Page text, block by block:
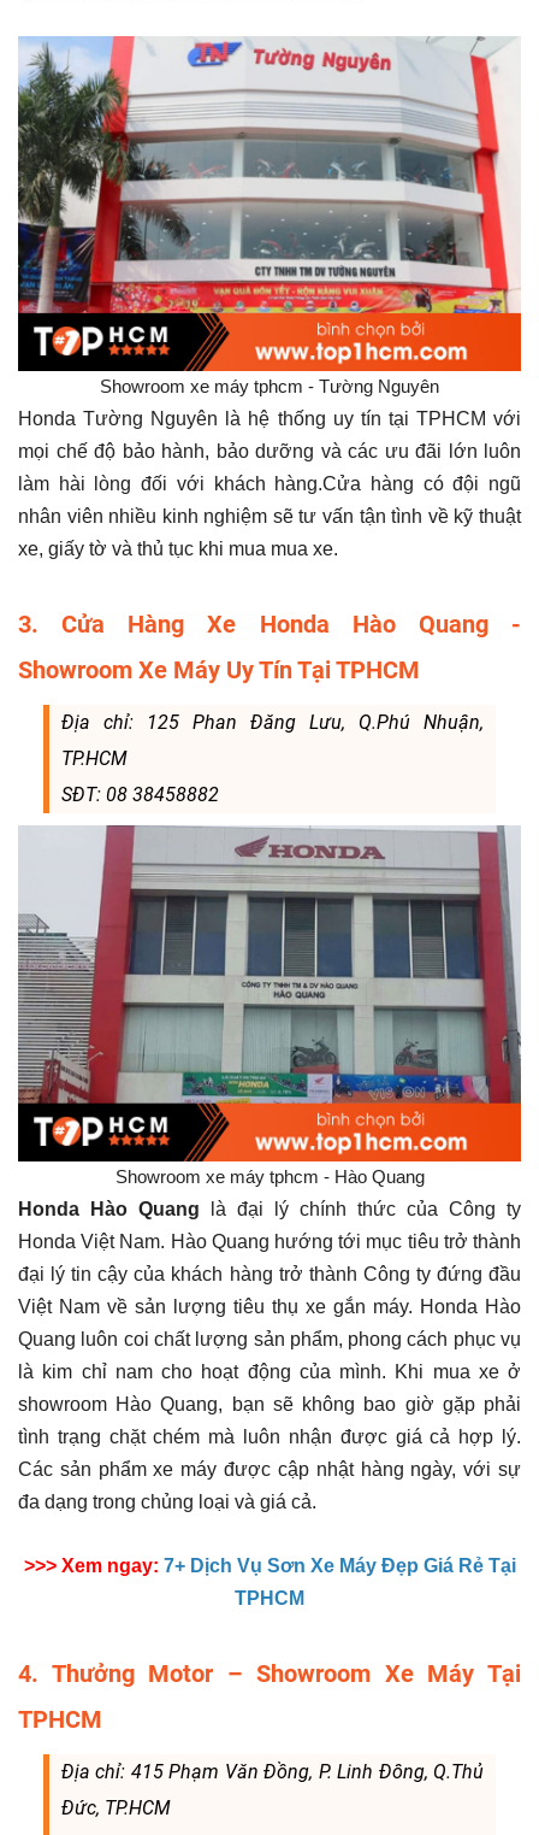
Showroom xe máy tphcm - Tường Nguyên
Honda Tường Nguyên là hệ thống uy tín tại TPHCM với
mọi chế độ bảo hành, bảo dưỡng và các ưu đãi lớn luôn
làm hài lòng đối với khách hàng.Cửa hàng có đội ngũ
nhân viên nhiều kinh nghiệm sẽ tư vấn tận tình về kỹ thuật
xe, giấy tờ và thủ tục khi mua mua xe.
3. Cửa Hàng Xe Honda Hào Quang -
Showroom Xe Máy Uy Tín Tại TPHCM
Địa chỉ: 125 Phan Đăng Lưu, Q.Phú Nhuận,
TP.HCM
SĐT: 08 38458882
Showroom xe máy tphcm - Hào Quang
Honda Hào Quang là đại lý chính thức của Công ty
Honda Việt Nam. Hào Quang hướng tới mục tiêu trở thành
đại lý tin cậy của khách hàng trở thành Công ty đứng đầu
Việt Nam về sản lượng tiêu thụ xe gắn máy. Honda Hào
Quang luôn coi chất lượng sản phẩm, phong cách phục vụ
là kim chỉ nam cho hoạt động của mình. Khi mua xe ở
showroom Hào Quang, bạn sẽ không bao giờ gặp phải
tình trạng chặt chém mà luôn nhận được giá cả hợp lý.
Các sản phẩm xe máy được cập nhật hàng ngày, với sự
đa dạng trong chủng loại và giá cả.
>>> Xem ngay: 7+ Dịch Vụ Sơn Xe Máy Đẹp Giá Rẻ Tại
TPHCM
4. Thưởng Motor – Showroom Xe Máy Tại
TPHCM
Địa chỉ: 415 Phạm Văn Đồng, P. Linh Đông, Q.Thủ
Đức, TP.HCM